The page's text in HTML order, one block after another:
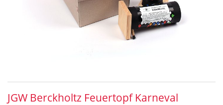
JGW Berckholtz Feuertopf Karneval